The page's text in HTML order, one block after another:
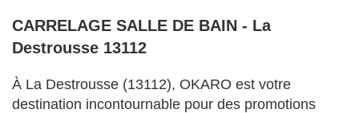
CARRELAGE SALLE DE BAIN - La
Destrousse 13112
À La Destrousse (13112), OKARO est votre
destination incontournable pour des promotions